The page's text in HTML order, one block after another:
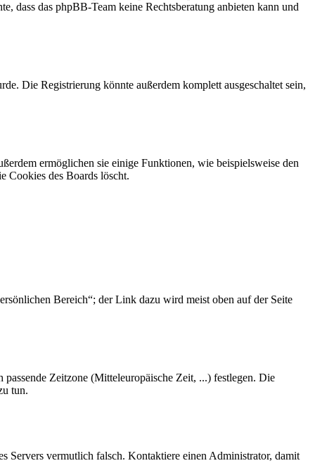
dass das phpBB-Team keine Rechtsberatung anbieten kann und
Die Registrierung könnte außerdem komplett ausgeschaltet sein,
ermöglichen sie einige Funktionen, wie beispielsweise den
Cookies des Boards löscht.
Bereich“; der Link dazu wird meist oben auf der Seite
Zeitzone (Mitteleuropäische Zeit, ...) festlegen. Die
tun.
Servers vermutlich falsch. Kontaktiere einen Administrator, damit